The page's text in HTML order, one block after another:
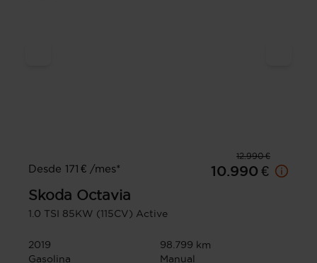
12.990 €
Desde 171 € /mes*
10.990 €
Skoda Octavia
1.0 TSI 85KW (115CV) Active
2019
98.799 km
Gasolina
Manual